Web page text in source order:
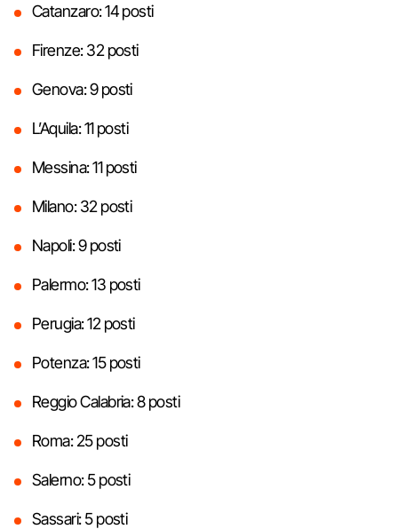
Catanzaro: 14 posti
Firenze: 32 posti
Genova: 9 posti
L’Aquila: 11 posti
Messina: 11 posti
Milano: 32 posti
Napoli: 9 posti
Palermo: 13 posti
Perugia: 12 posti
Potenza: 15 posti
Reggio Calabria: 8 posti
Roma: 25 posti
Salerno: 5 posti
Sassari: 5 posti